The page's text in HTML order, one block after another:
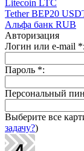
Litecoin LTC
Tether BEP20
Альфа банк RUB
Авторизация
Логин или e-mail *:
Пароль *:
Персональный
Выберите все
задачу?)